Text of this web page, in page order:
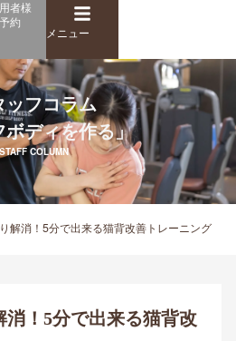
メ
ニ
ュ
ー
メニュー
者様
予約
ッフコラム
ボディを作る」
COLUMN
解消！5分で出来る猫背改善トレーニング
消！5分で出来る猫背改